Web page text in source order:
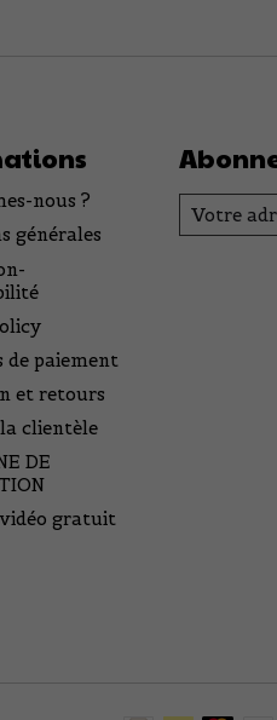
nous ?
générales
de paiement
et retours
clientèle
DE
gratuit